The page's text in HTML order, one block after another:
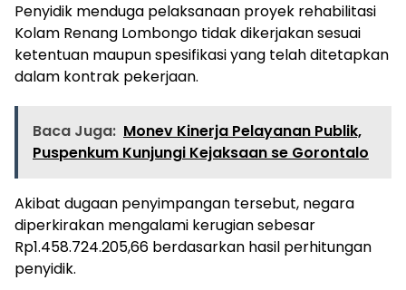
Penyidik menduga pelaksanaan proyek rehabilitasi
Kolam Renang Lombongo tidak dikerjakan sesuai
ketentuan maupun spesifikasi yang telah ditetapkan
dalam kontrak pekerjaan.
Baca Juga: Monev Kinerja Pelayanan Publik,
Puspenkum Kunjungi Kejaksaan se Gorontalo
Akibat dugaan penyimpangan tersebut, negara
diperkirakan mengalami kerugian sebesar
Rp1.458.724.205,66 berdasarkan hasil perhitungan
penyidik.